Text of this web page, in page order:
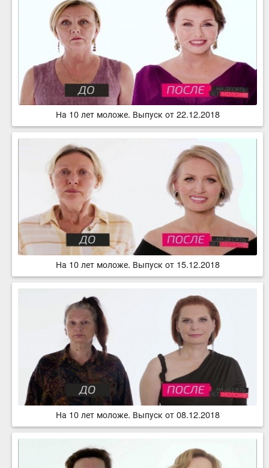
На 10 лет моложе. Выпуск от 22.12.2018
На 10 лет моложе. Выпуск от 15.12.2018
На 10 лет моложе. Выпуск от 08.12.2018